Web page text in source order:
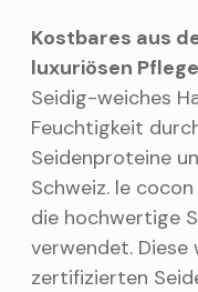
Kostbares aus
luxuriösen
Seidig-weiches
Feuchtigkeit
Seidenproteine
Schweiz. le
die hochwertige
verwendet.
zertifizierten